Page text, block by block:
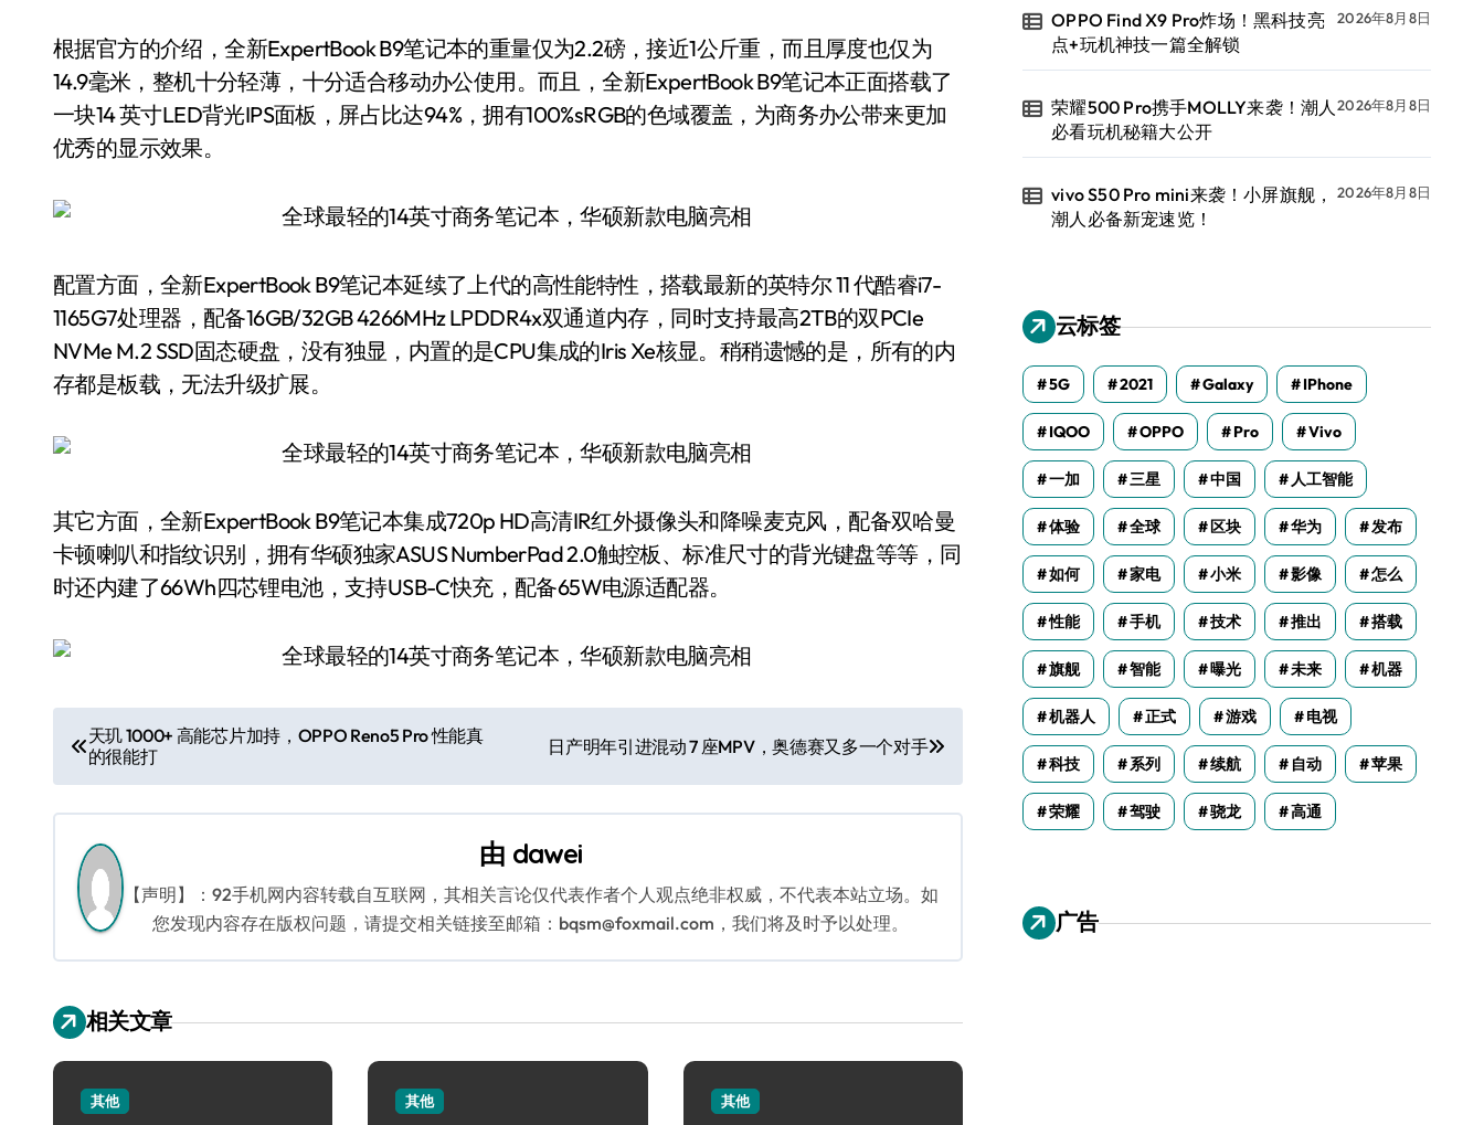
根据官方的介绍，全新ExpertBook B9笔记本的重量仅为2.2磅，接近1公斤重，而且厚度也仅为
14.9毫米，整机十分轻薄，十分适合移动办公使用。而且，全新ExpertBook B9笔记本正面搭载了
一块14 英寸LED背光IPS面板，屏占比达94%，拥有100%sRGB的色域覆盖，为商务办公带来更加
优秀的显示效果。
配置方面，全新ExpertBook B9笔记本延续了上代的高性能特性，搭载最新的英特尔 11 代酷睿i7-
1165G7处理器，配备16GB/32GB 4266MHz LPDDR4x双通道内存，同时支持最高2TB的双PCIe
NVMe M.2 SSD固态硬盘，没有独显，内置的是CPU集成的Iris Xe核显。稍稍遗憾的是，所有的内
存都是板载，无法升级扩展。
其它方面，全新ExpertBook B9笔记本集成720p HD高清IR红外摄像头和降噪麦克风，配备双哈曼
卡顿喇叭和指纹识别，拥有华硕独家ASUS NumberPad 2.0触控板、标准尺寸的背光键盘等等，同
时还内建了66Wh四芯锂电池，支持USB-C快充，配备65W电源适配器。
文
章
导
航
天玑 1000+ 高能芯片加持，OPPO Reno5 Pro 性能真
的很能打
日产明年引进混动 7 座MPV，奥德赛又多一个对手
由 dawei
【声明】：92手机网内容转载自互联网，其相关言论仅代表作者个人观点绝非权威，不代表本站立场。如
您发现内容存在版权问题，请提交相关链接至邮箱：bqsm@foxmail.com，我们将及时予以处理。
相关文章
其他 其他 其他
OPPO Find X9 Pro炸场！黑科技亮
点+玩机神技一篇全解锁
2026年8月8日
荣耀500 Pro携手MOLLY来袭！潮人
必看玩机秘籍大公开
2026年8月8日
vivo S50 Pro mini来袭！小屏旗舰，
潮人必备新宠速览！
2026年8月8日
云标签
5G 2021 Galaxy IPhone
IQOO OPPO Pro Vivo
一加 三星 中国 人工智能
体验 全球 区块 华为 发布
如何 家电 小米 影像 怎么
性能 手机 技术 推出 搭载
旗舰 智能 曝光 未来 机器
机器人 正式 游戏 电视
科技 系列 续航 自动 苹果
荣耀 驾驶 骁龙 高通
广告